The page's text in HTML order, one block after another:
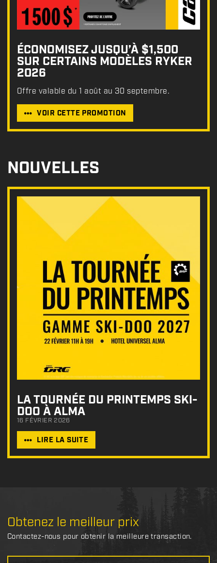
ÉCONOMISEZ JUSQU’À $1,500
SUR CERTAINS MODÈLES RYKER
2026
Offre valable du 1 août au 30 septembre.
VOIR CETTE PROMOTION
NOUVELLES
LA TOURNÉE DU PRINTEMPS SKI-
DOO À ALMA
16 FÉVRIER 2026
LIRE LA SUITE
Obtenez le meilleur prix
Contactez-nous pour obtenir la meilleure transaction.